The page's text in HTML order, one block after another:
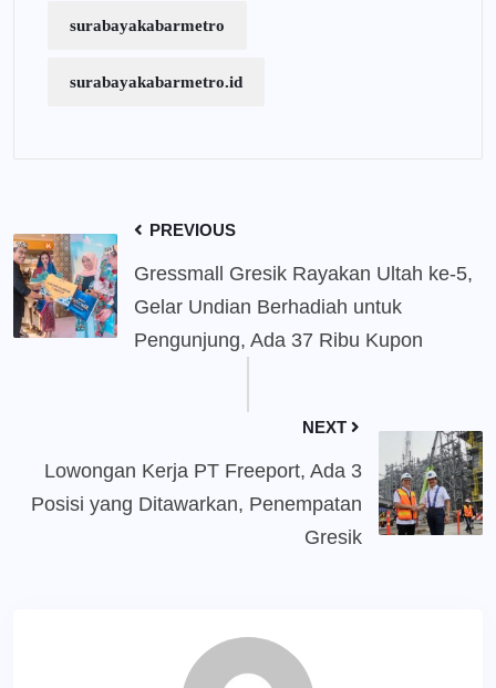
surabayakabarmetro
surabayakabarmetro.id
PREVIOUS
Gressmall Gresik Rayakan Ultah ke-5,
Gelar Undian Berhadiah untuk
Pengunjung, Ada 37 Ribu Kupon
NEXT
Lowongan Kerja PT Freeport, Ada 3
Posisi yang Ditawarkan, Penempatan
Gresik